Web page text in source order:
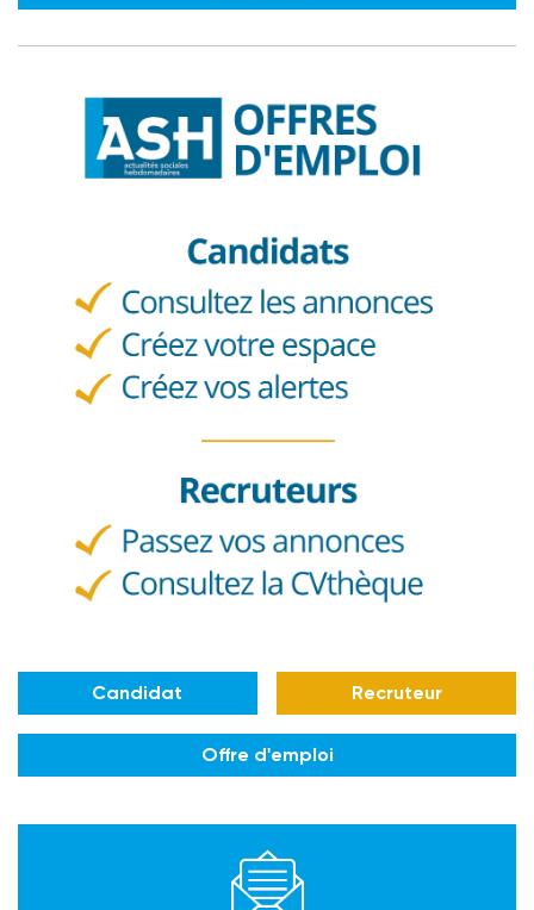
Candidat Recruteur
Offre d'emploi